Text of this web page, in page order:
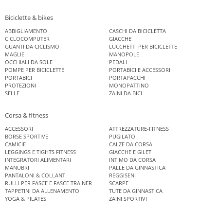
Biciclette & bikes
ABBIGLIAMENTO
CASCHI DA BICICLETTA
CICLOCOMPUTER
GIACCHE
GUANTI DA CICLISMO
LUCCHETTI PER BICICLETTE
MAGLIE
MANOPOLE
OCCHIALI DA SOLE
PEDALI
POMPE PER BICICLETTE
PORTABICI E ACCESSORI
PORTABICI
PORTAPACCHI
PROTEZIONI
MONOPATTINO
SELLE
ZAINI DA BICI
Corsa & fitness
ACCESSORI
ATTREZZATURE-FITNESS
BORSE SPORTIVE
PUGILATO
CAMICIE
CALZE DA CORSA
LEGGINGS E TIGHTS FITNESS
GIACCHE E GILET
INTEGRATORI ALIMENTARI
INTIMO DA CORSA
MANUBRI
PALLE DA GINNASTICA
PANTALONI & COLLANT
REGGISENI
RULLI PER FASCE E FASCE TRAINER
SCARPE
TAPPETINI DA ALLENAMENTO
TUTE DA GINNASTICA
YOGA & PILATES
ZAINI SPORTIVI